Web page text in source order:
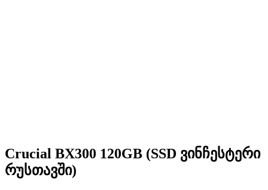
Crucial BX300 120GB (SSD ვინჩესტერი
რუსთავში)